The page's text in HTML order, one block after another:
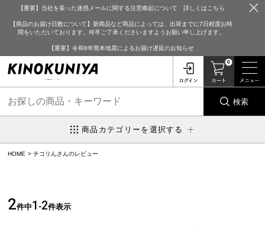
【重要】当社を装った迷惑メールに関する注意喚起について 詳しくはこちら
【商品のお届け日数について】新商品など商品によっては、出荷までに7日程度お時
間をいただいております。何卒ご了承くださいますようお願い申し上げます。
【重要】令和8年熊本地震によるお届け遅延のお知らせ
0
検索
商品カテゴリーを選択する
HOME チコリんさんのレビュー
2件中1 -2件表示